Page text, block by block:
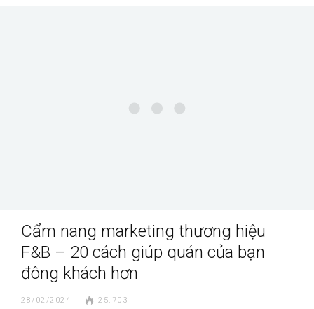
Cẩm nang marketing thương hiệu
F&B – 20 cách giúp quán của bạn
đông khách hơn
28/02/2024 25.703